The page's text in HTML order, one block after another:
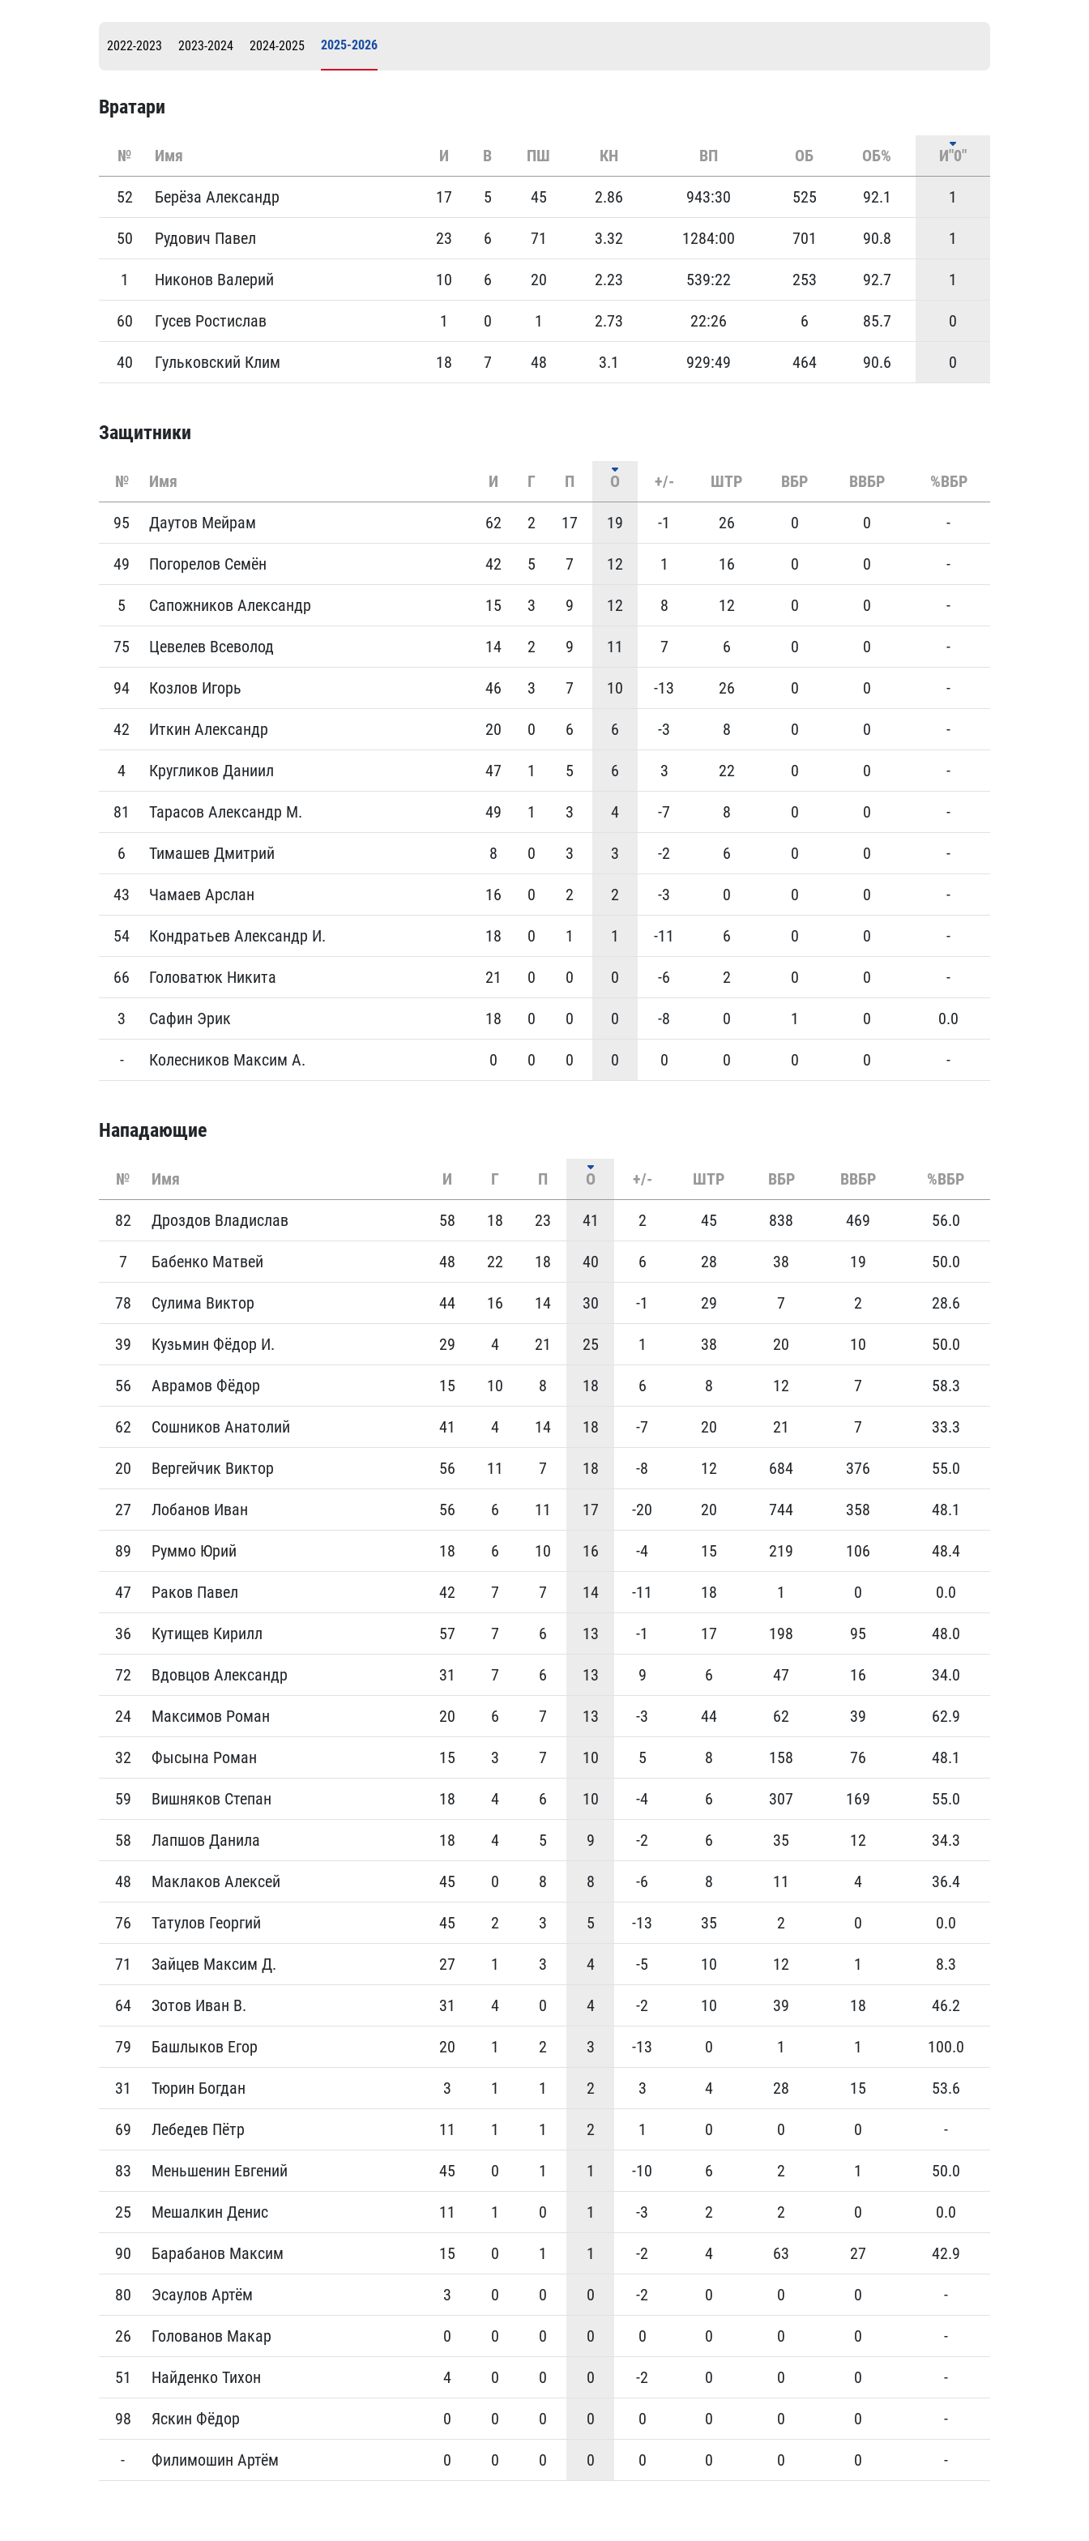
2022-2023 2023-2024 2024-2025 2025-2026
Вратари
№ Имя И В ПШ КН ВП ОБ ОБ% И"0"
52 Берёза Александр 17 5 45 2.86 943:30 525 92.1 1
50 Рудович Павел 23 6 71 3.32 1284:00 701 90.8 1
1 Никонов Валерий 10 6 20 2.23 539:22 253 92.7 1
60 Гусев Ростислав 1 0 1 2.73 22:26 6 85.7 0
40 Гульковский Клим 18 7 48 3.1 929:49 464 90.6 0
Защитники
№ Имя И Г П О +/- ШТР ВБР ВВБР %ВБР
95 Даутов Мейрам 62 2 17 19 -1 26 0 0 -
49 Погорелов Семён 42 5 7 12 1 16 0 0 -
5 Сапожников Александр 15 3 9 12 8 12 0 0 -
75 Цевелев Всеволод 14 2 9 11 7 6 0 0 -
94 Козлов Игорь 46 3 7 10 -13 26 0 0 -
42 Иткин Александр 20 0 6 6 -3 8 0 0 -
4 Кругликов Даниил 47 1 5 6 3 22 0 0 -
81 Тарасов Александр М. 49 1 3 4 -7 8 0 0 -
6 Тимашев Дмитрий 8 0 3 3 -2 6 0 0 -
43 Чамаев Арслан 16 0 2 2 -3 0 0 0 -
54 Кондратьев Александр И. 18 0 1 1 -11 6 0 0 -
66 Головатюк Никита 21 0 0 0 -6 2 0 0 -
3 Сафин Эрик 18 0 0 0 -8 0 1 0 0.0
- Колесников Максим А. 0 0 0 0 0 0 0 0 -
Нападающие
№ Имя И Г П О +/- ШТР ВБР ВВБР %ВБР
82 Дроздов Владислав 58 18 23 41 2 45 838 469 56.0
7 Бабенко Матвей 48 22 18 40 6 28 38 19 50.0
78 Сулима Виктор 44 16 14 30 -1 29 7 2 28.6
39 Кузьмин Фёдор И. 29 4 21 25 1 38 20 10 50.0
56 Аврамов Фёдор 15 10 8 18 6 8 12 7 58.3
62 Сошников Анатолий 41 4 14 18 -7 20 21 7 33.3
20 Вергейчик Виктор 56 11 7 18 -8 12 684 376 55.0
27 Лобанов Иван 56 6 11 17 -20 20 744 358 48.1
89 Руммо Юрий 18 6 10 16 -4 15 219 106 48.4
47 Раков Павел 42 7 7 14 -11 18 1 0 0.0
36 Кутищев Кирилл 57 7 6 13 -1 17 198 95 48.0
72 Вдовцов Александр 31 7 6 13 9 6 47 16 34.0
24 Максимов Роман 20 6 7 13 -3 44 62 39 62.9
32 Фысына Роман 15 3 7 10 5 8 158 76 48.1
59 Вишняков Степан 18 4 6 10 -4 6 307 169 55.0
58 Лапшов Данила 18 4 5 9 -2 6 35 12 34.3
48 Маклаков Алексей 45 0 8 8 -6 8 11 4 36.4
76 Татулов Георгий 45 2 3 5 -13 35 2 0 0.0
71 Зайцев Максим Д. 27 1 3 4 -5 10 12 1 8.3
64 Зотов Иван В. 31 4 0 4 -2 10 39 18 46.2
79 Башлыков Егор 20 1 2 3 -13 0 1 1 100.0
31 Тюрин Богдан 3 1 1 2 3 4 28 15 53.6
69 Лебедев Пётр 11 1 1 2 1 0 0 0 -
83 Меньшенин Евгений 45 0 1 1 -10 6 2 1 50.0
25 Мешалкин Денис 11 1 0 1 -3 2 2 0 0.0
90 Барабанов Максим 15 0 1 1 -2 4 63 27 42.9
80 Эсаулов Артём 3 0 0 0 -2 0 0 0 -
26 Голованов Макар 0 0 0 0 0 0 0 0 -
51 Найденко Тихон 4 0 0 0 -2 0 0 0 -
98 Яскин Фёдор 0 0 0 0 0 0 0 0 -
- Филимошин Артём 0 0 0 0 0 0 0 0 -